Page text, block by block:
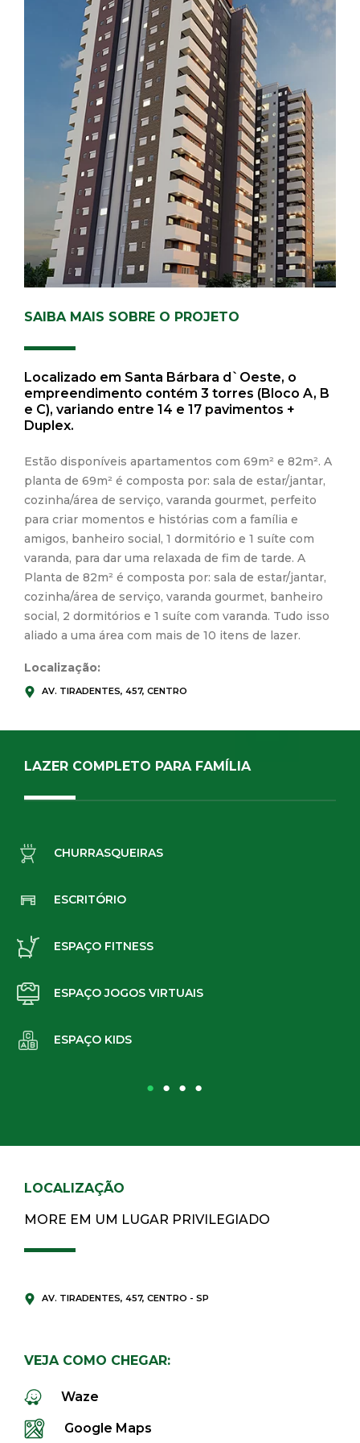
SAIBA MAIS SOBRE O PROJETO
Localizado em Santa Bárbara d`Oeste, o
empreendimento contém 3 torres (Bloco A, B
e C), variando entre 14 e 17 pavimentos +
Duplex.
Estão disponíveis apartamentos com 69m² e 82m². A
planta de 69m² é composta por: sala de estar/jantar,
cozinha/área de serviço, varanda gourmet, perfeito
para criar momentos e histórias com a família e
amigos, banheiro social, 1 dormitório e 1 suíte com
varanda, para dar uma relaxada de fim de tarde. A
Planta de 82m² é composta por: sala de estar/jantar,
cozinha/área de serviço, varanda gourmet, banheiro
social, 2 dormitórios e 1 suíte com varanda. Tudo isso
aliado a uma área com mais de 10 itens de lazer.
Localização:
AV. TIRADENTES, 457, CENTRO
LAZER COMPLETO PARA FAMÍLIA
CHURRASQUEIRAS
ESCRITÓRIO
ESPAÇO FITNESS
ESPAÇO JOGOS VIRTUAIS
ESPAÇO KIDS
OFFICE
PISCINA ADULTO
SAGUÃO COM LAVABO FEMININO E
LOCALIZAÇÃO
MORE EM UM LUGAR PRIVILEGIADO
AV. TIRADENTES, 457, CENTRO - SP
VEJA COMO CHEGAR:
Waze
Google Maps